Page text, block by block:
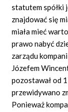
statutem spółki
znajdować się
miała mieć
prawo nabyć
zarządu
Józefem
pozostawał od
przewidywano
Ponieważ